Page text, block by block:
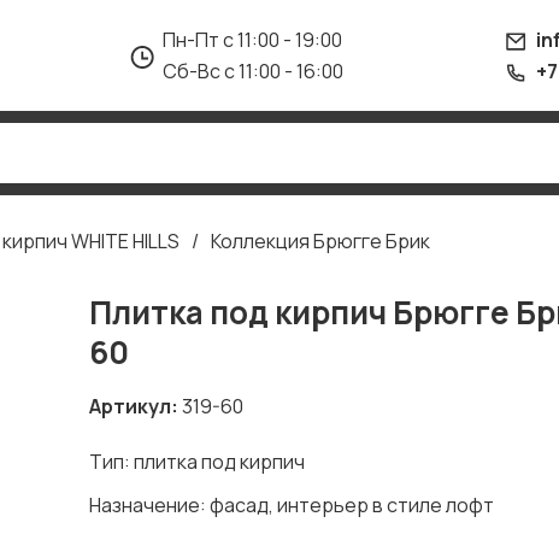
Пн-Пт с 11:00 - 19:00
Сб-Вс с 11:00 - 16:00
WHITE HILLS Коллекция Брюгге Брик
Плитка под кирпич Брюгге
60
Артикул 319-60
Тип: плитка под кирпич
Назначение: фасад, интерьер в стиле лофт